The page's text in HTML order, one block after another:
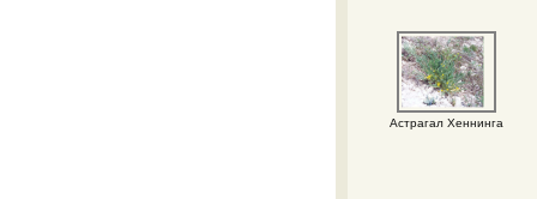
Астрагал Хеннинга